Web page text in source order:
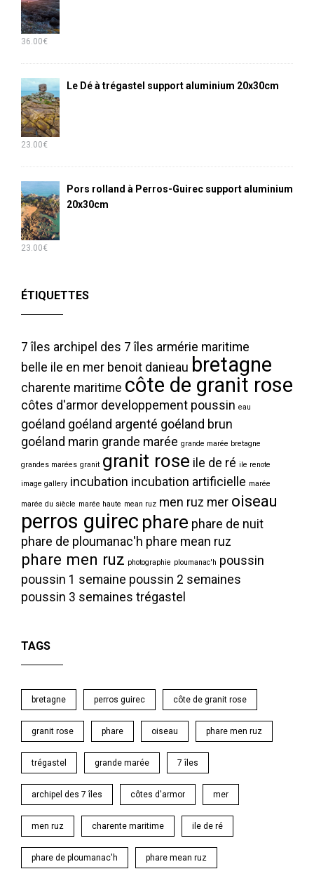
36.00€
Le Dé à trégastel support aluminium 20x30cm
23.00€
Pors rolland à Perros-Guirec support aluminium
20x30cm
23.00€
ÉTIQUETTES
7 îles archipel des 7 îles armérie maritime
belle ile en mer benoit danieau bretagne
charente maritime côte de granit rose
côtes d'armor developpement poussin eau
goéland goéland argenté goéland brun
goéland marin grande marée grande marée bretagne
grandes marées granit granit rose ile de ré ile renote
image gallery incubation incubation artificielle marée
marée du siècle marée haute mean ruz men ruz mer oiseau
perros guirec phare phare de nuit
phare de ploumanac'h phare mean ruz
phare men ruz photographie ploumanac'h poussin
poussin 1 semaine poussin 2 semaines
poussin 3 semaines trégastel
TAGS
bretagne perros guirec côte de granit rose
granit rose phare oiseau phare men ruz
trégastel grande marée 7 îles
archipel des 7 îles côtes d'armor mer
men ruz charente maritime ile de ré
phare de ploumanac'h phare mean ruz